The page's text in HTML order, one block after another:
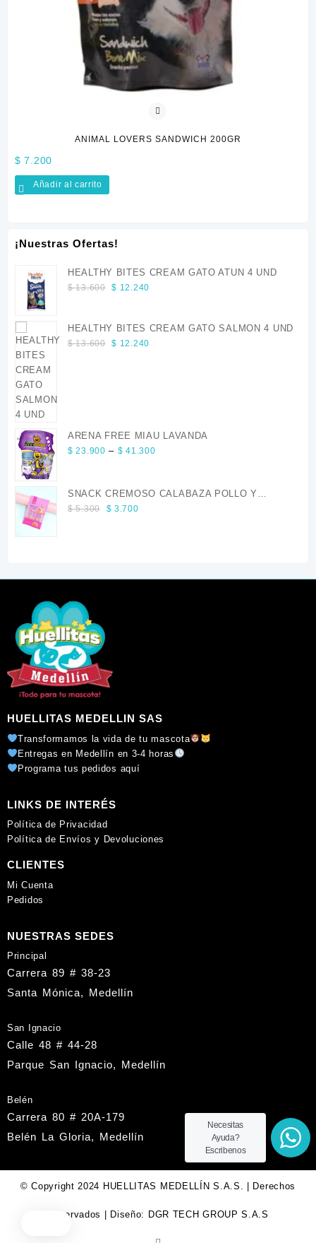
ANIMAL LOVERS SANDWICH 200GR
al carrito
¡Nuestras Ofertas!
HEALTHY BITES CREAM GATO ATUN 4 UND
$13.600 Original
$ 13.600.
$ 12.240Current
$ 12.240.
HEALTHY BITES CREAM GATO SALMON 4 UND
$13.600 Original
$ 12.240Current
ARENA FREE MIAU LAVANDA
$ 23.900 – $ 41.300Price
through
SNACK CREMOSO CALABAZA POLLO Y
SALMON CANINO X 5
$5.300
Original
$ 3.700Current
HUELLITAS MEDELLIN SAS
Transformamos la vida de tu mascota
Entregas en Medellín en 3-4 horas
Programa tus pedidos aquí
LINKS DE INTERÉS
Política de Privacidad
Política de Envíos y Devoluciones
CLIENTES
Mi Cuenta
Pedidos
NUESTRAS SEDES
Principal
Carrera 89 # 38-23
Santa Mónica, Medellín
San Ignacio
Calle 48 # 44-28
Parque San Ignacio, Medellín
Belén
Carrera 80 # 20A-179
Belén La Gloria, Medellín
© Copyright 2024 HUELLITAS MEDELLÍN S.A.S. | Derechos
Reservados | Diseño: DGR TECH GROUP S.A.S
Necesitas
Ayuda?
Escribenos